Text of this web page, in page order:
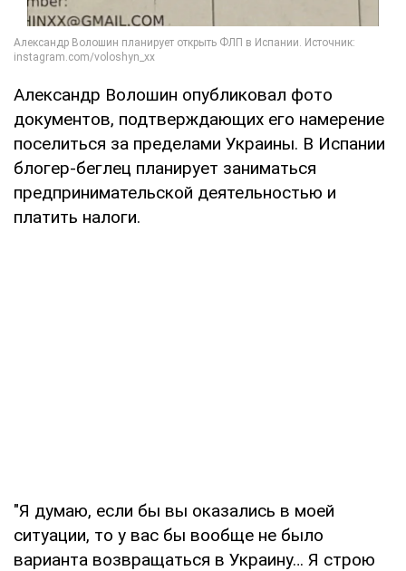
Александр Волошин опубликовал фото
документов, подтверждающих его намерение
поселиться за пределами Украины. В Испании
блогер-беглец планирует заниматься
предпринимательской деятельностью и
платить налоги.
"Я думаю, если бы вы оказались в моей
ситуации, то у вас бы вообще не было
варианта возвращаться в Украину… Я строю